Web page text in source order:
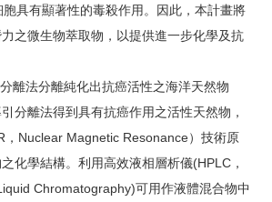
具有顯著性的毒殺作用。因此，本計畫將
之微生物萃取物，以提供進一步化學及抗
離法分離純化出抗癌活性之海洋天然物
分離法得到具有抗癌作用之活性天然物，
，Nuclear Magnetic Resonance）技術原
化學結構。利用高效液相層析儀(HPLC，
Chromatography)可用作液體混合物中